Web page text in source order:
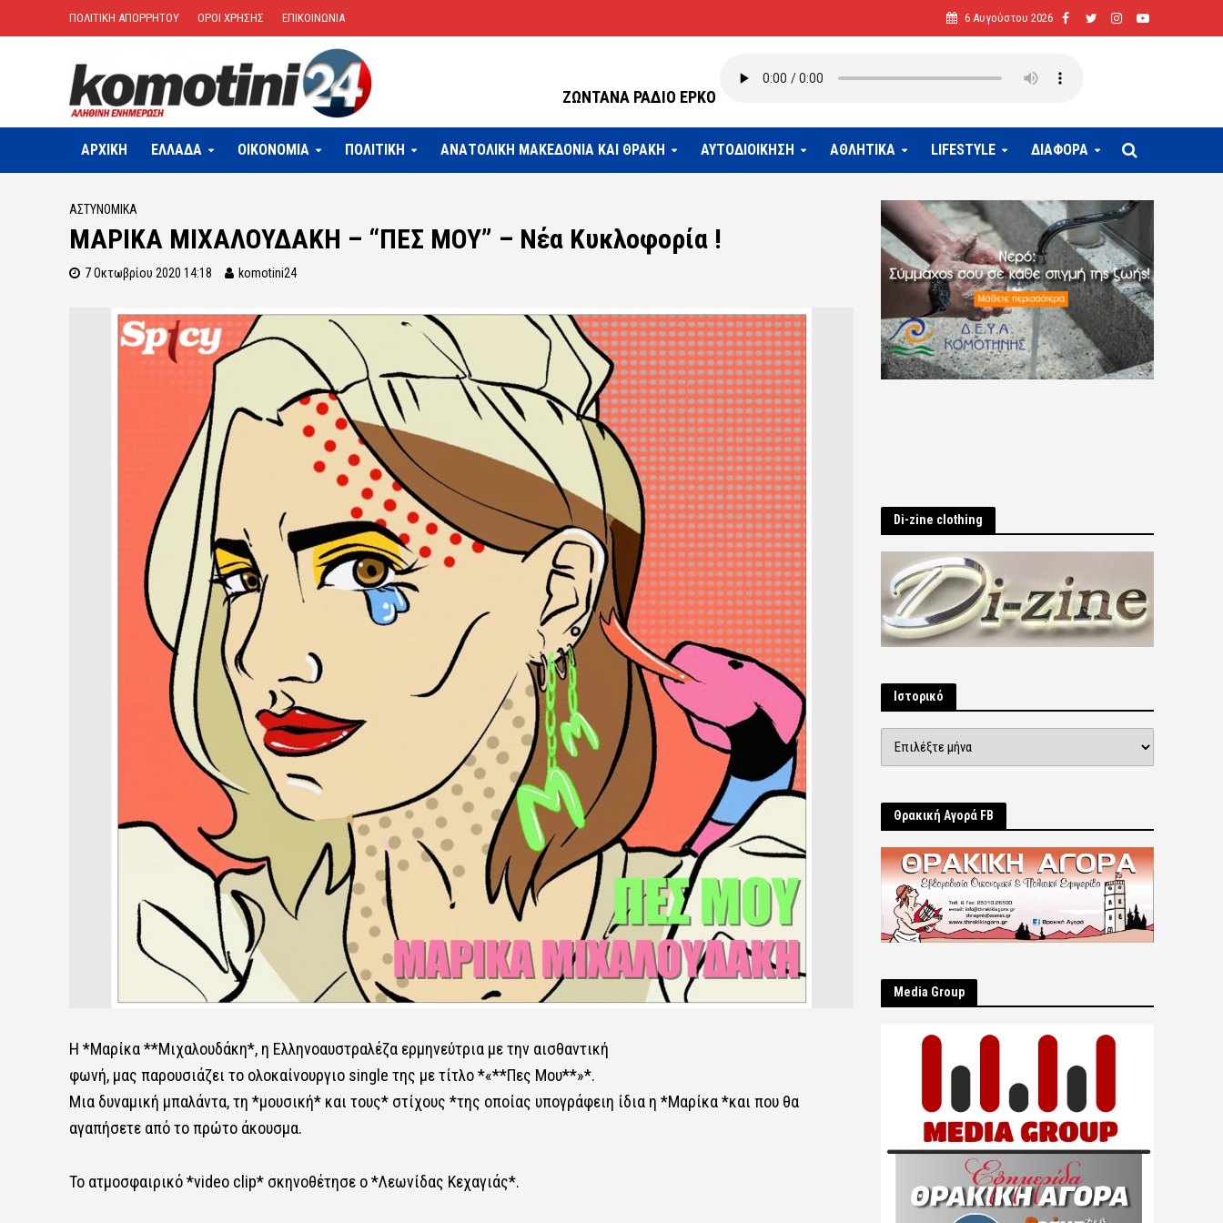
ΠΟΛΙΤΙΚΗ ΑΠΟΡΡΗΤΟΥ ΟΡΟΙ ΧΡΗΣΗΣ ΕΠΙΚΟΙΝΩΝΙΑ 6 Αυγούστου 2026
ΖΩΝΤΑΝΑ ΡΑΔΙΟ ΕΡΚΟ
ΑΡΧΙΚΗ ΕΛΛΑΔΑ OIKONOMIA ΠΟΛΙΤΙΚΗ ΑΝΑΤΟΛΙΚΗ ΜΑΚΕΔΟΝΙΑ ΚΑΙ ΘΡΑΚΗ ΑΥΤΟΔΙΟΙΚΗΣΗ ΑΘΛΗΤΙΚΑ LIFESTYLE ΔΙΑΦΟΡΑ
ΑΣΤΥΝΟΜΙΚΆ
ΜΑΡΙΚΑ ΜΙΧΑΛΟΥΔΑΚΗ – “ΠΕΣ ΜΟΥ” – Νέα Κυκλοφορία !
7 Οκτωβρίου 2020 14:18 komotini24
Η *Μαρίκα **Μιχαλουδάκη*, η Ελληνοαυστραλέζα ερμηνεύτρια με την αισθαντική
φωνή, μας παρουσιάζει το ολοκαίνουργιο single της με τίτλο *«**Πες Μου**»*.
Μια δυναμική μπαλάντα, τη *μουσική* και τους* στίχους *της οποίας υπογράφειη ίδια η *Μαρίκα *και που θα
αγαπήσετε από το πρώτο άκουσμα.
Το ατμοσφαιρικό *video clip* σκηνοθέτησε ο *Λεωνίδας Κεχαγιάς*.
Di-zine clothing
Ιστορικό
Θρακική Αγορά FB
Μedia Group